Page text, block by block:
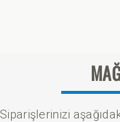
Siparişlerinizi